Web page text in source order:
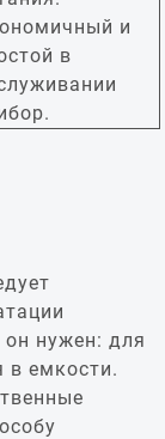
и
в
нужен: для
в емкости.